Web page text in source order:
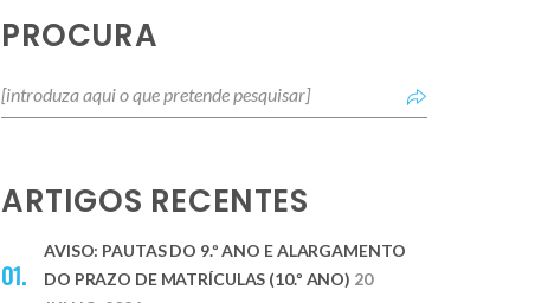
PROCURA
ARTIGOS RECENTES
AVISO: PAUTAS DO 9.º ANO E ALARGAMENTO
DO PRAZO DE MATRÍCULAS (10.º ANO) 20